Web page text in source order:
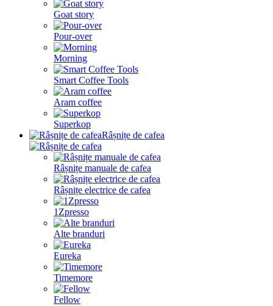
Goat story
Pour-over
Morning
Smart Coffee Tools
Aram coffee
Superkop
Râșnițe de cafea
Râșnițe manuale de cafea
Râșnițe electrice de cafea
1Zpresso
Alte branduri
Eureka
Timemore
Fellow